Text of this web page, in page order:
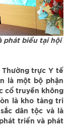
phát biểu tại hội
trực Y tế
là một bộ phận
cổ truyền không
là kho tàng tri
dân tộc và là
triển và phát